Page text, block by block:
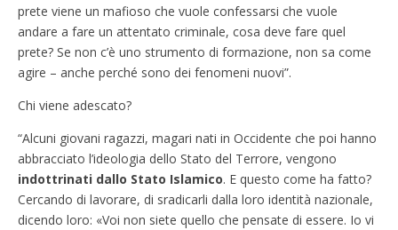
prete viene un mafioso che vuole confessarsi che vuole
andare a fare un attentato criminale, cosa deve fare quel
prete? Se non c’è uno strumento di formazione, non sa come
agire – anche perché sono dei fenomeni nuovi”.
Chi viene adescato?
“Alcuni giovani ragazzi, magari nati in Occidente che poi hanno
abbracciato l’ideologia dello Stato del Terrore, vengono
indottrinati dallo Stato Islamico. E questo come ha fatto?
Cercando di lavorare, di sradicarli dalla loro identità nazionale,
dicendo loro: «Voi non siete quello che pensate di essere. Io vi